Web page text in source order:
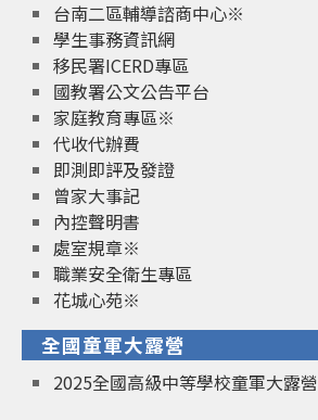
台南二區輔導諮商中心※
學生事務資訊網
移民署ICERD專區
國教署公文公告平台
家庭教育專區※
代收代辦費
即測即評及發證
曾家大事記
內控聲明書
處室規章※
職業安全衛生專區
花城心苑※
全國童軍大露營
2025全國高級中等學校童軍大露營